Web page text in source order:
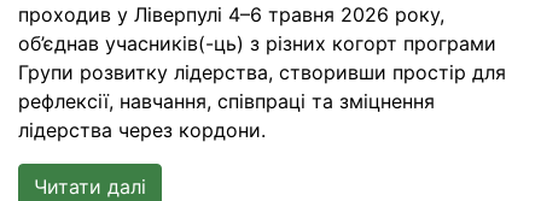
проходив у Ліверпулі 4–6 травня 2026 року,
об’єднав учасників(-ць) з різних когорт програми
Групи розвитку лідерства, створивши простір для
рефлексії, навчання, співпраці та зміцнення
лідерства через кордони.
Читати далі